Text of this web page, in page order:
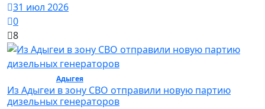
31 июл 2026
0
8
Адыгея/ Общество
Из Адыгеи в зону СВО отправили новую партию
дизельных генераторов